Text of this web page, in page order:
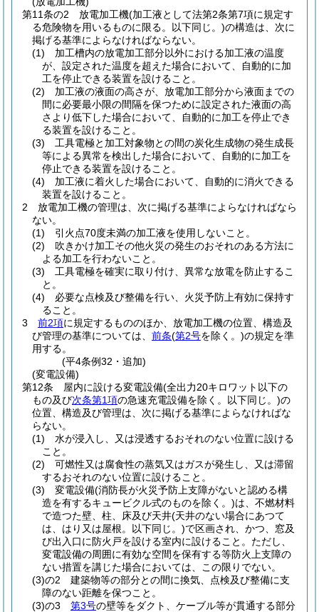
第11条の2
放電加工機(加工液として法第2条第7項に規定す
る危険物を用いるものに限る。以下同じ。)の構造は、次に
掲げる基準によらなければならない。
(1)
加工槽内の放電加工部分以外における加工液の温度
が、設定された温度を超えた場合において、自動的に加
工を停止できる装置を設けること。
(2)
加工液の液面の高さが、放電加工部分から液面までの
間に必要最小限の間隔を保つために設定された液面の高
さより低下した場合において、自動的に加工を停止でき
る装置を設けること。
(3)
工具電極と加工対象物との間の炭化生成物の発生成長
等による異常を検出した場合において、自動的に加工を
停止できる装置を設けること。
(4)
加工液に着火した場合において、自動的に消火できる
装置を設けること。
2
放電加工機の管理は、次に掲げる基準によらなければなら
ない。
(1)
引火点70度未満の加工液を使用しないこと。
(2)
吹きかけ加工その他火災の発生のおそれのある方法に
よる加工を行わないこと。
(3)
工具電極を確実に取り付け、異常な放電を防止するこ
と。
(4)
必要な点検及び整備を行い、火災予防上有効に保持す
ること。
3
前2項に規定するもののほか、放電加工機の位置、構造及
び管理の基準については、 前条(第2号を除く。)の規定を準
用する。
(平4条例32・追加)
(変電設備)
第12条
屋内に設ける変電設備(全出力20キロワット以下の
もの及び次条第1項の急速充電設備を除く。以下同じ。)の
位置、構造及び管理は、次に掲げる基準によらなければな
らない。
(1)
水が浸入し、又は浸透するおそれのない位置に設ける
こと。
(2)
可燃性又は腐食性の蒸気又はガスが発生し、又は滞留
するおそれのない位置に設けること。
(3)
変電設備(消防長が火災予防上支障がないと認める構
造を有するキュービクル式のものを除く。)は、不燃材料
で造つた壁、柱、床及び天井(天井のない場合にあつて
は、はり又は屋根。以下同じ。)で区画され、かつ、窓及
び出入口に防火戸を設ける室内に設けること。 ただし、
変電設備の周囲に有効な空間を保有する等防火上支障の
ない措置を講じた場合においては、この限りでない。
(3)の2
建築物等の部分との間に換気、点検及び整備に支
障のない距離を保つこと。
(3)の3
第3号の壁等をダクト、ケーブル等が貫通する部分